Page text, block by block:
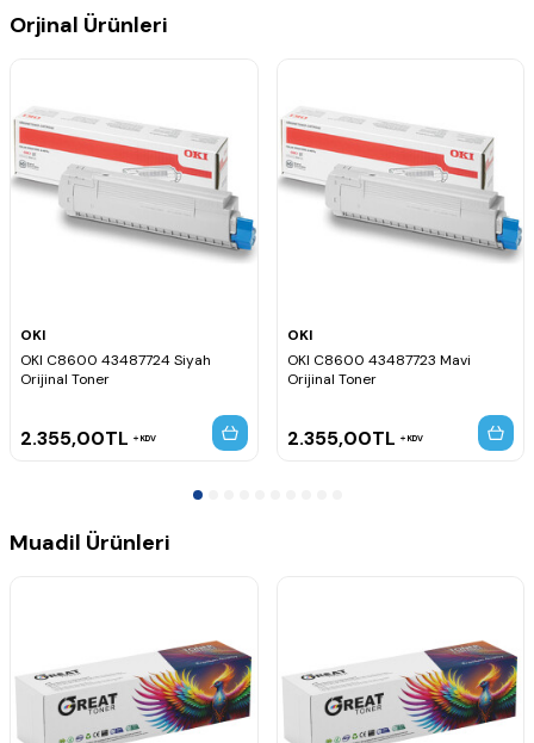
Orjinal Ürünleri
OKI
OKI C8600 43487724 Siyah
Orijinal Toner
2.355,00TL KDV
OKI
OKI C8600 43487723 Mavi
Orijinal Toner
2.355,00TL KDV
Muadil Ürünleri